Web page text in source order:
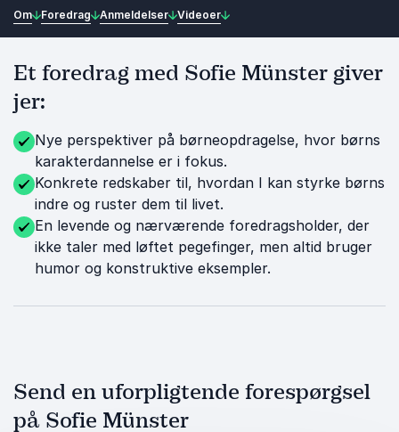
Om Foredrag Anmeldelser Videoer
Et foredrag med Sofie Münster giver
jer:
Nye perspektiver på børneopdragelse, hvor børns
karakterdannelse er i fokus.
Konkrete redskaber til, hvordan I kan styrke børns
indre og ruster dem til livet.
En levende og nærværende foredragsholder, der
ikke taler med løftet pegefinger, men altid bruger
humor og konstruktive eksempler.
Send en uforpligtende forespørgsel
på Sofie Münster